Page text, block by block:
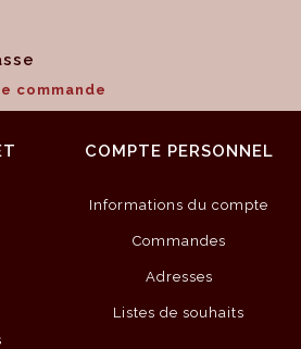
commande
COMPTE PERSONNEL
Informations du compte
Commandes
Adresses
Listes de souhaits